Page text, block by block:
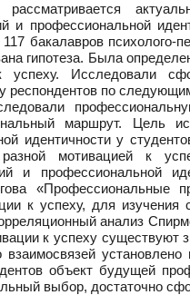
и профессиональной
бакалавров психолого-
гипотеза. Была
Исследовали
респондентов по
маршрут. Цель
идентичности у
мотивацией к
и профессиональной
«Профессиональные
к успеху, для изучения
анализ
к успеху существуют
объект будущей
выбор, достаточно